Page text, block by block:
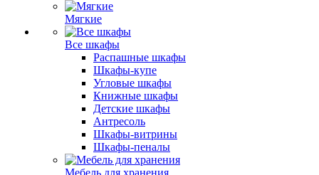
Мягкие
Все шкафы
Распашные шкафы
Шкафы-купе
Угловые шкафы
Книжные шкафы
Детские шкафы
Антресоль
Шкафы-витрины
Шкафы-пеналы
Мебель для хранения